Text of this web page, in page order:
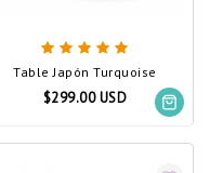
Table Japón Turquoise
$299.00 USD